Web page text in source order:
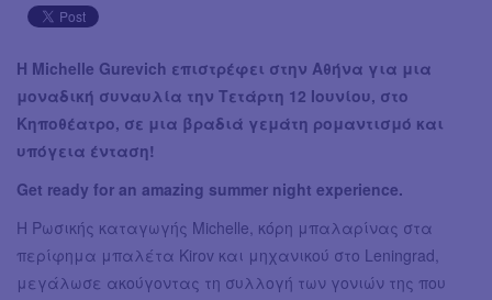
Η Michelle Gurevich επιστρέφει στην Αθήνα για μια
μοναδική συναυλία την Τετάρτη 12 Ιουνίου, στο
Κηποθέατρο, σε μια βραδιά γεμάτη ρομαντισμό και
υπόγεια ένταση!
Get ready for an amazing summer night experience.
Η Ρωσικής καταγωγής Michelle, κόρη μπαλαρίνας στα
περίφημα μπαλέτα Kirov και μηχανικού στο Leningrad,
μεγάλωσε ακούγοντας τη συλλογή των γονιών της που